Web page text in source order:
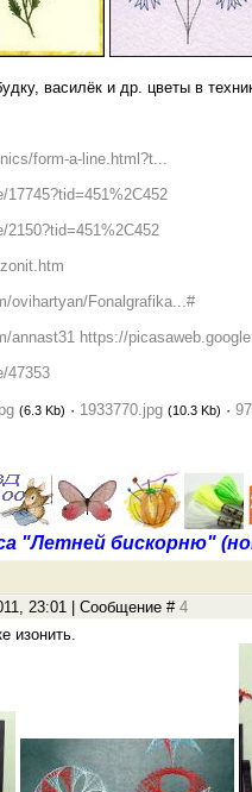
василёк и др. цветы в
form-a-line.html?t...
17745?tid=451%2C452
2150?tid=451%2C452
ovihartyan/Fonalgrafika...#
annast31 https://
47353
(6.3 Kb) · 1933770.jpg (10.3 Kb) ·
"Летней бискорню"
23:01 | Сообщение # 4
изонить.